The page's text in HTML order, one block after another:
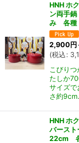
HNH ホ
ン両手
み 各種
2,900円
(税込:
こびり
たしか
サイズ
さ約
HNH ホ
バース
22cm